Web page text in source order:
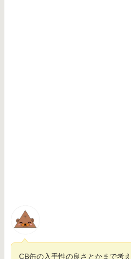
CB缶の入手性の良さとかまで考